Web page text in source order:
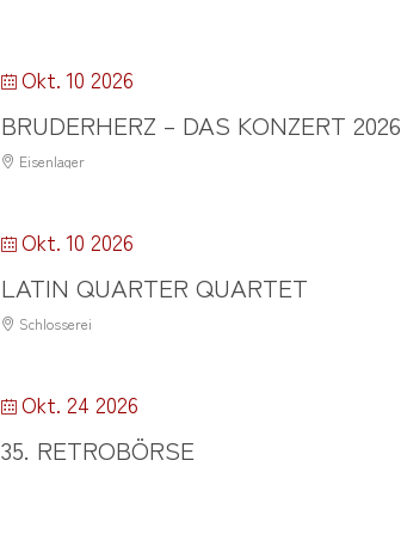
Okt. 10 2026
BRUDERHERZ – DAS KONZERT 2026
Eisenlager
Okt. 10 2026
LATIN QUARTER QUARTET
Schlosserei
Okt. 24 2026
35. RETROBÖRSE